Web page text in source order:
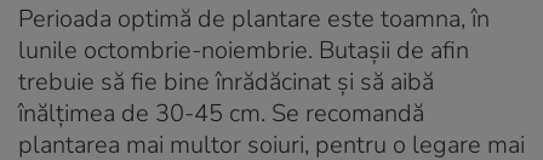
Perioada optimă de plantare este toamna, în
lunile octombrie-noiembrie. Butașii de afin
trebuie să fie bine înrădăcinat și să aibă
înălțimea de 30-45 cm. Se recomandă
plantarea mai multor soiuri, pentru o legare mai